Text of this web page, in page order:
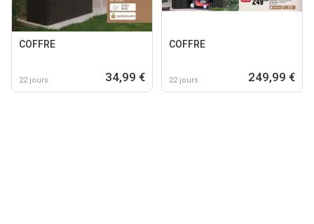
COFFRE
22 jours 34,99 €
COFFRE
22 jours 249,99 €